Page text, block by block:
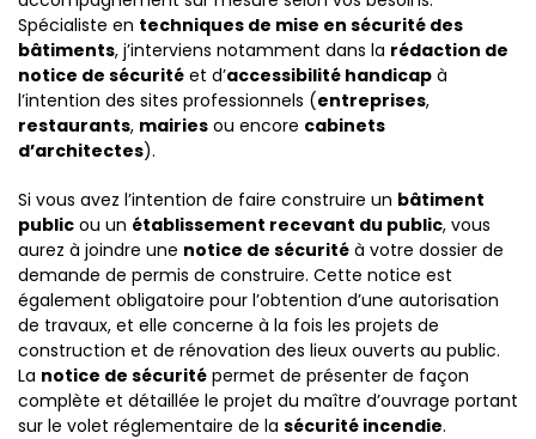
Spécialiste en techniques de mise en sécurité des
bâtiments, j’interviens notamment dans la rédaction de
notice de sécurité et d’accessibilité handicap à
l’intention des sites professionnels (entreprises,
restaurants, mairies ou encore cabinets
d’architectes).
Si vous avez l’intention de faire construire un bâtiment
public ou un établissement recevant du public, vous
aurez à joindre une notice de sécurité à votre dossier de
demande de permis de construire. Cette notice est
également obligatoire pour l’obtention d’une autorisation
de travaux, et elle concerne à la fois les projets de
construction et de rénovation des lieux ouverts au public.
La notice de sécurité permet de présenter de façon
complète et détaillée le projet du maître d’ouvrage portant
sur le volet réglementaire de la sécurité incendie.